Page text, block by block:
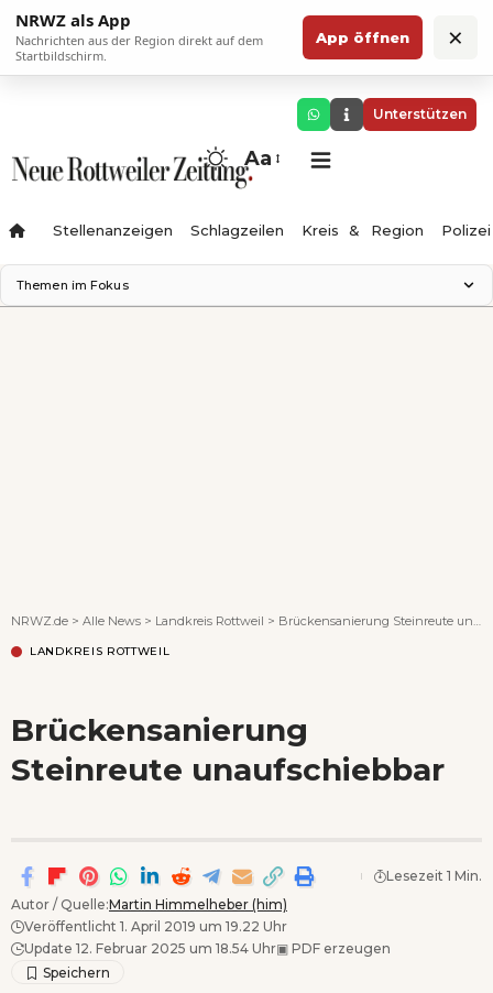
NRWZ als App
Nachrichten aus der Region direkt auf dem
Startbildschirm.
App öffnen ×
Unterstützen
Aa
Stellenanzeigen Schlagzeilen Kreis & Region Polizei
Themen im Fokus
NRWZ.de > Alle News > Landkreis Rottweil > Brückensanierung Steinreute unaufschiebbar
LANDKREIS ROTTWEIL
Brückensanierung
Steinreute unaufschiebbar
Autor / Quelle:Martin Himmelheber (him)
Veröffentlicht 1. April 2019 um 19.22 Uhr
Update 12. Februar 2025 um 18.54 Uhr▣ PDF erzeugen
Lesezeit 1 Min.